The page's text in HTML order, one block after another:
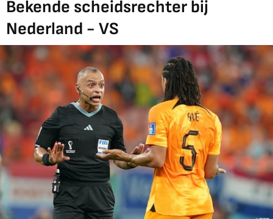
Bekende scheidsrechter bij
Nederland - VS